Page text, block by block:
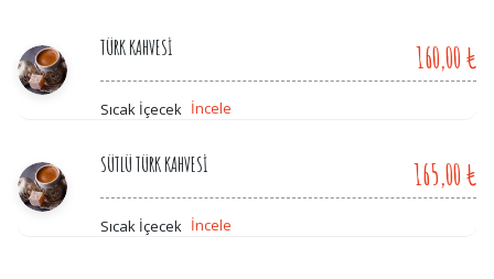
TÜRK KAHVESİ 160,00 ₺
Sıcak İçecek İncele
SÜTLÜ TÜRK KAHVESİ 165,00 ₺
Sıcak İçecek İncele